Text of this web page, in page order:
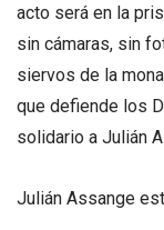
acto será en la
sin cámaras, sin
siervos de la
que defiende los
solidario a Julián
Julián Assange